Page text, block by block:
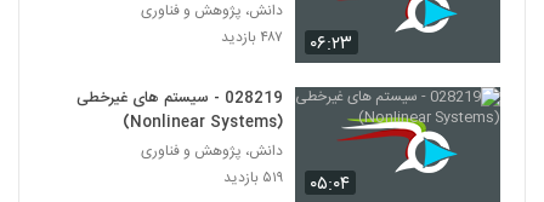
028234 - سیستم های مهندسی شده پیچیده
(Complex Engineered Systems)
۵۵۹ بازدید
028235 - سیستم های مهندسی شده پیچیده
۰۶:۲۳
دانش، پژوهش و فناوری
۴۸۷ بازدید
۰۵:۰۴
028219 - سیستم های غیرخطی
(Nonlinear Systems)
دانش، پژوهش و فناوری
۵۱۹ بازدید